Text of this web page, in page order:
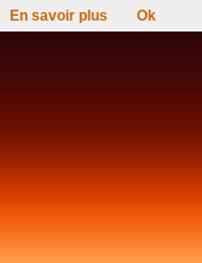
En savoir plus Ok